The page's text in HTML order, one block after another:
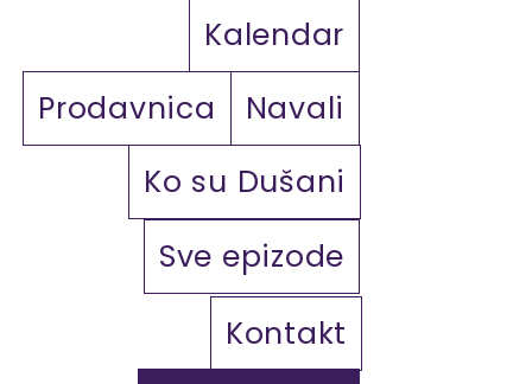
Kalendar
Prodavnica
Navali
Ko su Dušani
Sve epizode
Kontakt